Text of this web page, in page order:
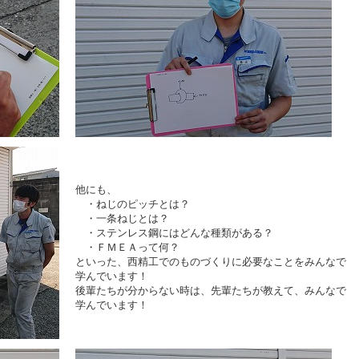
他にも、
・ねじのピッチとは？
・一条ねじとは？
・ステンレス鋼にはどんな種類がある？
・ＦＭＥＡって何？
といった、西精工でのものづくりに必要なことをみんなで
学んでいます！
後輩たちが分からない時は、先輩たちが教えて、みんなで
学んでいます！